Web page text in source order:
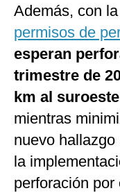
Además, con
permisos de
esperan
trimestre de
km al
mientras
nuevo hallazgo
la
perforación por